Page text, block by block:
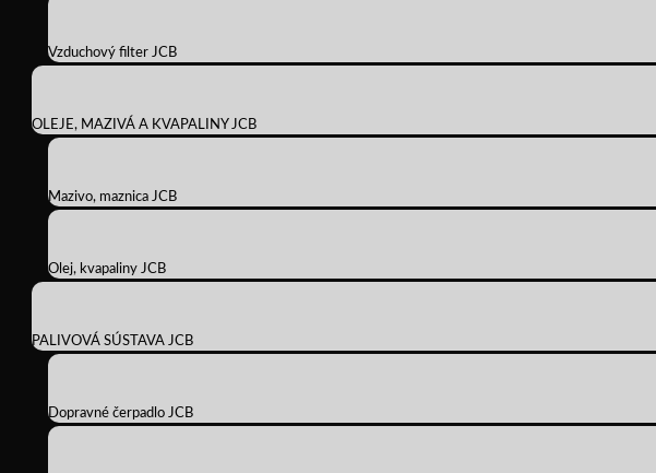
Vzduchový filter JCB
OLEJE, MAZIVÁ A KVAPALINY JCB
Mazivo, maznica JCB
Olej, kvapaliny JCB
PALIVOVÁ SÚSTAVA JCB
Dopravné čerpadlo JCB